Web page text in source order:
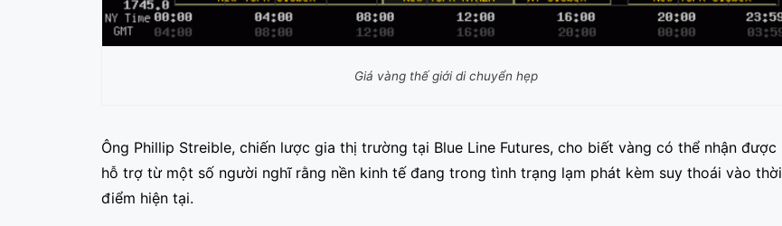
Giá vàng thế giới di chuyển hẹp
Ông Phillip Streible, chiến lược gia thị trường tại Blue Line Futures, cho biết vàng có thể nhận được
hỗ trợ từ một số người nghĩ rằng nền kinh tế đang trong tình trạng lạm phát kèm suy thoái vào thời
điểm hiện tại.